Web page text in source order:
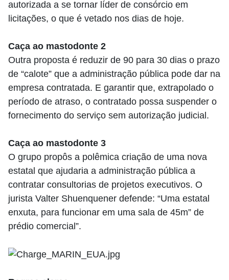
autorizada a se tornar líder de consórcio em
licitações, o que é vetado nos dias de hoje.
Caça ao mastodonte 2
Outra proposta é reduzir de 90 para 30 dias o prazo
de “calote” que a administração pública pode dar na
empresa contratada. E garantir que, extrapolado o
período de atraso, o contratado possa suspender o
fornecimento do serviço sem autorização judicial.
Caça ao mastodonte 3
O grupo propôs a polêmica criação de uma nova
estatal que ajudaria a administração pública a
contratar consultorias de projetos executivos. O
jurista Valter Shuenquener defende: “Uma estatal
enxuta, para funcionar em uma sala de 45m” de
prédio comercial”.